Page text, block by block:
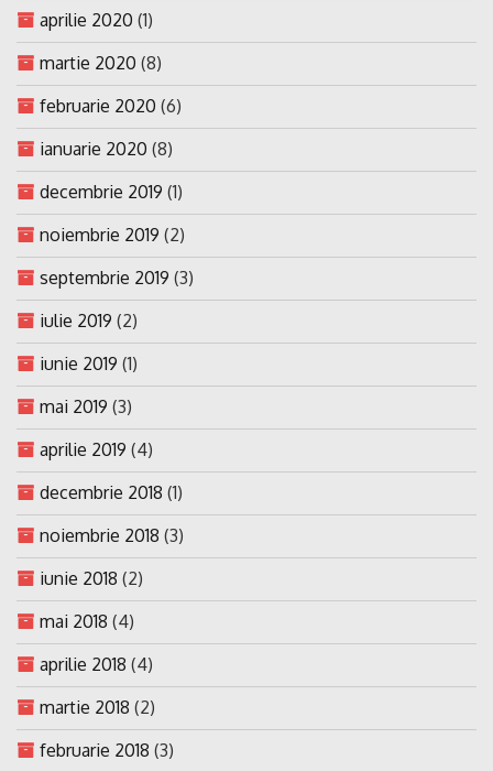
aprilie 2020 (1)
martie 2020 (8)
februarie 2020 (6)
ianuarie 2020 (8)
decembrie 2019 (1)
noiembrie 2019 (2)
septembrie 2019 (3)
iulie 2019 (2)
iunie 2019 (1)
mai 2019 (3)
aprilie 2019 (4)
decembrie 2018 (1)
noiembrie 2018 (3)
iunie 2018 (2)
mai 2018 (4)
aprilie 2018 (4)
martie 2018 (2)
februarie 2018 (3)